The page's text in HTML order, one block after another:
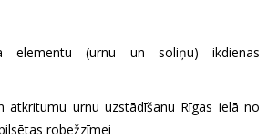
elementu (urnu un soliņu) ikdienas
atkritumu urnu uzstādīšanu Rīgas ielā no
robežzīmei